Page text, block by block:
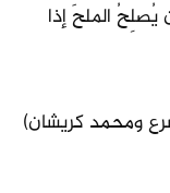
يُصلِحُ الملحَ إذا
ومحمد كريشان)